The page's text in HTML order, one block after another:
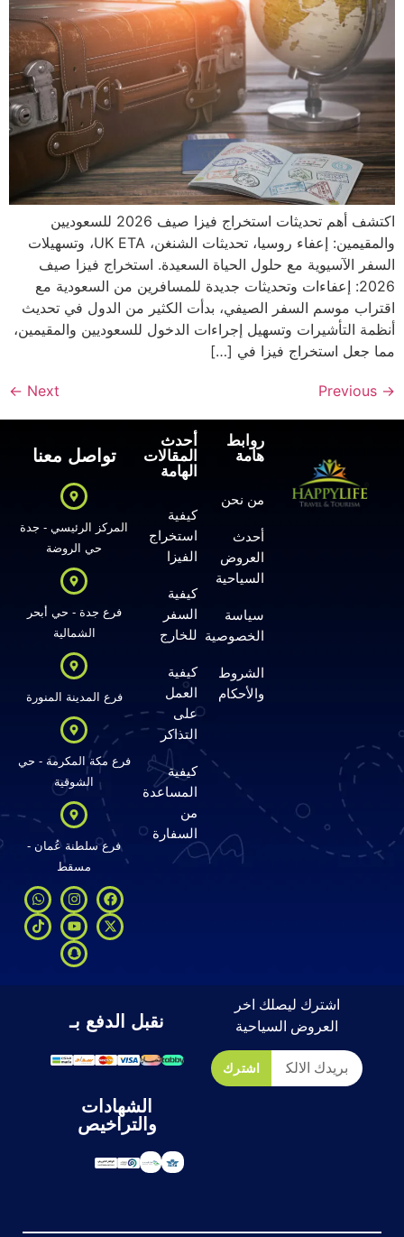
اكتشف أهم تحديثات استخراج فيزا صيف 2026 للسعوديين
والمقيمين: إعفاء روسيا، تحديثات الشنغن، UK ETA، وتسهيلات
السفر الآسيوية مع حلول الحياة السعيدة. استخراج فيزا صيف
2026: إعفاءات وتحديثات جديدة للمسافرين من السعودية مع
اقتراب موسم السفر الصيفي، بدأت الكثير من الدول في تحديث
أنظمة التأشيرات وتسهيل إجراءات الدخول للسعوديين والمقيمين،
مما جعل استخراج فيزا في […]
→
Next
←
روابط
هامة
من نحن
أحدث
العروض
السياحية
سياسة
الخصوصية
الشروط
والأحكام
أحدث
المقالات
الهامة
كيفية
استخراج
الفيزا
كيفية
السفر
للخارج
كيفية
العمل
على
التذاكر
كيفية
المساعدة
من
السفارة
تواصل معنا
المركز الرئيسي - جدة
حي الروضة
فرع جدة - حي أبحر
الشمالية
فرع المدينة المنورة
فرع مكة المكرمة - حي
الشوقية
فرع سلطنة عُمان -
مسقط
اشترك ليصلك اخر
العروض السياحية
اشترك
نقبل الدفع بـ
الشهادات
والتراخيص